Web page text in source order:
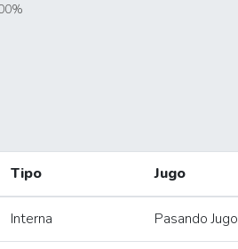
Tipo Jugo
Interna Pasando Jugo